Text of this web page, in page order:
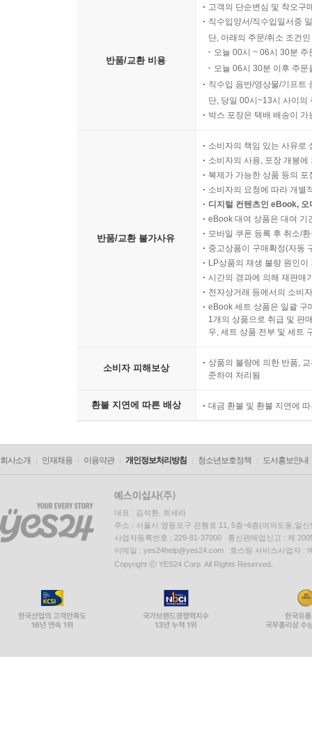
반품/교환 비용
고객의 단순변심 및 착오구
직수입양서/직수입일서중
단, 아래의 주문/취소 조건
오늘 00시 ~ 06시 30분
오늘 06시 30분 이후 주
직수입 음반/영상물/기프트
단, 당일 00시~13시 사이의
박스 포장은 택배 배송이
반품/교환 불가사유
소비자의 책임 있는 사유로
소비자의 사용, 포장 개봉
복제가 가능한 상품 등의
소비자의 요청에 따라 개별
디지털 컨텐츠인 eBook,
eBook 대여 상품은 대여 기
모바일 쿠폰 등록 후 취소/
중고상품이 구매확정(자동
LP상품의 재생 불량 원인
시간의 경과에 의해 재판매
전자상거래 등에서의 소비
eBook 세트 상품은 일괄 구
1개의 상품으로 취급 및 판
우, 세트 상품 전부 및 세트
소비자 피해보상
상품의 불량에 의한 반품,
준하여 처리됨
환불 지연에 따른 배상 대금 환불 및 환불 지연에
회사소개 인재채용 이용약관 개인정보처리방침 청소년보호정책 도서홍보안내
대표 : 김석환, 최세라
주소 : 서울시 영등포구 은행로 11, 5층~6층(여의도동,일신
사업자등록번호 : 229-81-37000 통신판매업신고 : 제
이메일 : yes24help@yes24.com 호스팅 서비스사업자 :
Copyright ⓒ YES24 Corp. All Rights Reserved.